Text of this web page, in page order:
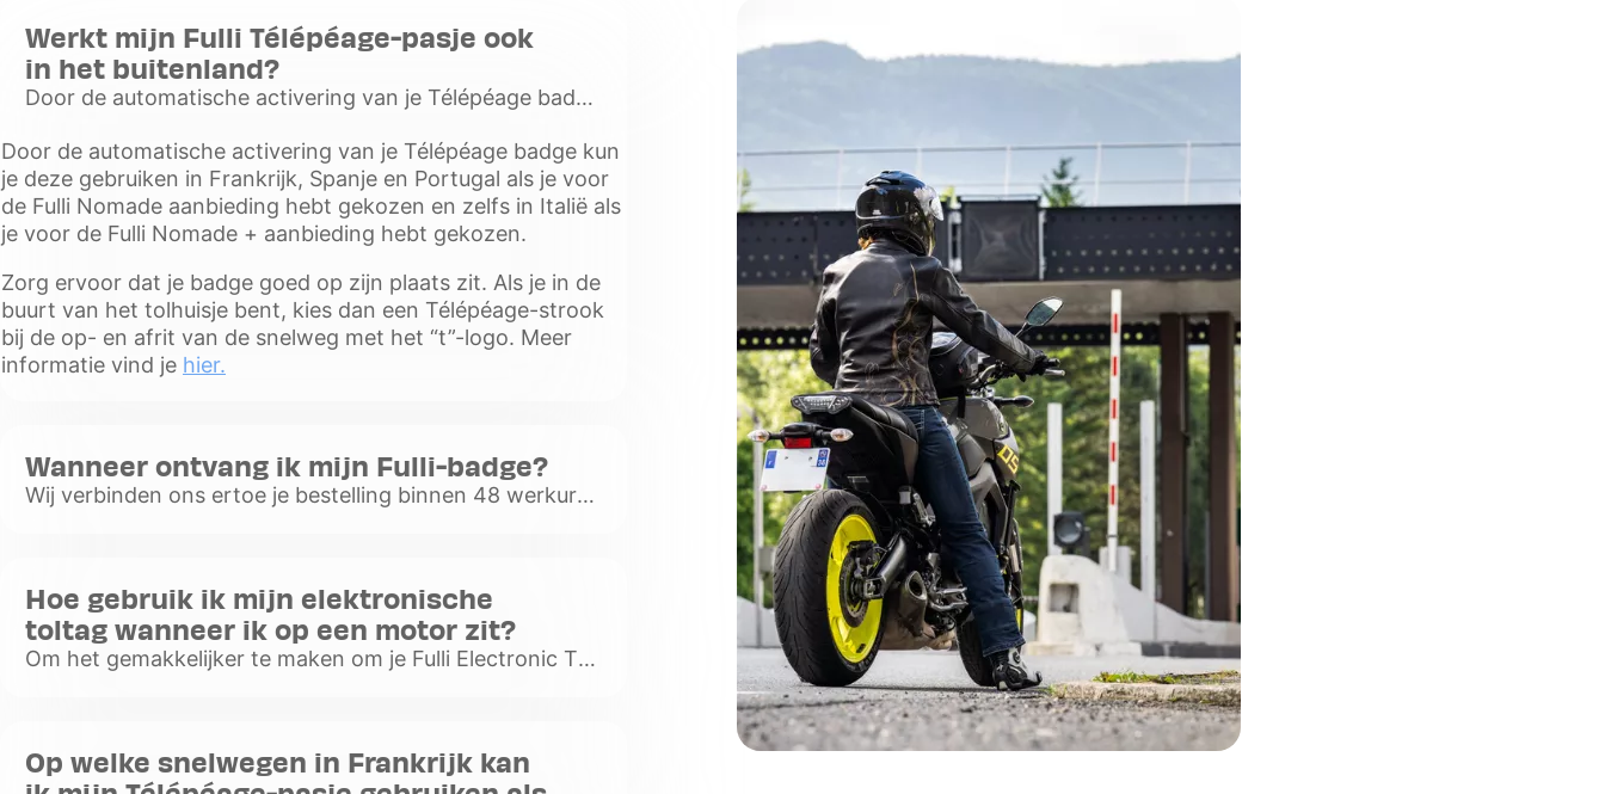
Werkt mijn Fulli Télépéage-pasje ook
in het buitenland?
Door de automatische activering van je Télépéage badge
je voor de Fulli Nomade aanbieding h
Voir
plus
Door de automatische activering van je Télépéage badge kun
je deze gebruiken in Frankrijk, Spanje en Portugal als je voor
de Fulli Nomade aanbieding hebt gekozen en zelfs in Italië als
je voor de Fulli Nomade + aanbieding hebt gekozen.
Zorg ervoor dat je badge goed op zijn plaats zit. Als je in de
buurt van het tolhuisje bent, kies dan een Télépéage-strook
bij de op- en afrit van de snelweg met het “t”-logo. Meer
informatie vind je hier.
Wanneer ontvang ik mijn Fulli-badge?
Wij verbinden ons ertoe je bestelling binnen 48 werkuren
plus
Hoe gebruik ik mijn elektronische
toltag wanneer ik op een motor zit?
Om het gemakkelijker te maken om je Fulli Electronic Toll
plus
Op welke snelwegen in Frankrijk kan